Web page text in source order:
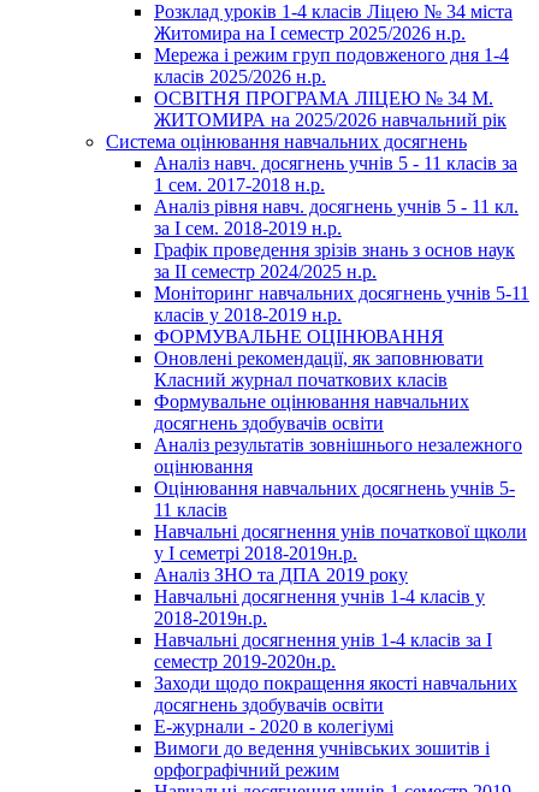
Розклад уроків 1-4 класів Ліцею № 34 міста
Житомира на І семестр 2025/2026 н.р.
Мережа і режим груп подовженого дня 1-4
класів 2025/2026 н.р.
ОСВІТНЯ ПРОГРАМА ЛІЦЕЮ № 34 М.
ЖИТОМИРА на 2025/2026 навчальний рік
Система оцінювання навчальних досягнень
Аналіз навч. досягнень учнів 5 - 11 класів за
1 сем. 2017-2018 н.р.
Аналіз рівня навч. досягнень учнів 5 - 11 кл.
за І сем. 2018-2019 н.р.
Графік проведення зрізів знань з основ наук
за ІІ семестр 2024/2025 н.р.
Моніторинг навчальних досягнень учнів 5-11
класів у 2018-2019 н.р.
ФОРМУВАЛЬНЕ ОЦІНЮВАННЯ
Оновлені рекомендації, як заповнювати
Класний журнал початкових класів
Формувальне оцінювання навчальних
досягнень здобувачів освіти
Аналіз результатів зовнішнього незалежного
оцінювання
Оцінювання навчальних досягнень учнів 5-
11 класів
Навчальні досягнення унів початкової щколи
у І семетрі 2018-2019н.р.
Аналіз ЗНО та ДПА 2019 року
Навчальні досягнення учнів 1-4 класів у
2018-2019н.р.
Навчальні досягнення унів 1-4 класів за І
семестр 2019-2020н.р.
Заходи щодо покращення якості навчальних
досягнень здобувачів освіти
Е-журнали - 2020 в колегіумі
Вимоги до ведення учнівських зошитів і
орфографічний режим